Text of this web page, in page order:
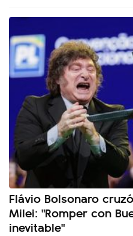
Flávio Bolsonaro
Milei: "Romper con
inevitable"